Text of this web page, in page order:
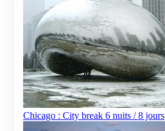
Chicago : City break 6 nuits / 8 jours